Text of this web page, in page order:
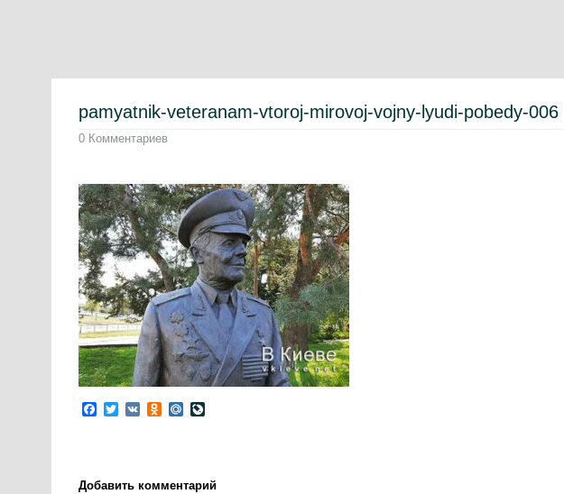
pamyatnik-veteranam-vtoroj-mirovoj-vojny-lyudi-pobedy-006
0 Комментариев
Facebook
Twitter
VK Odnoklassniki
Mail.Ru
Добавить комментарий